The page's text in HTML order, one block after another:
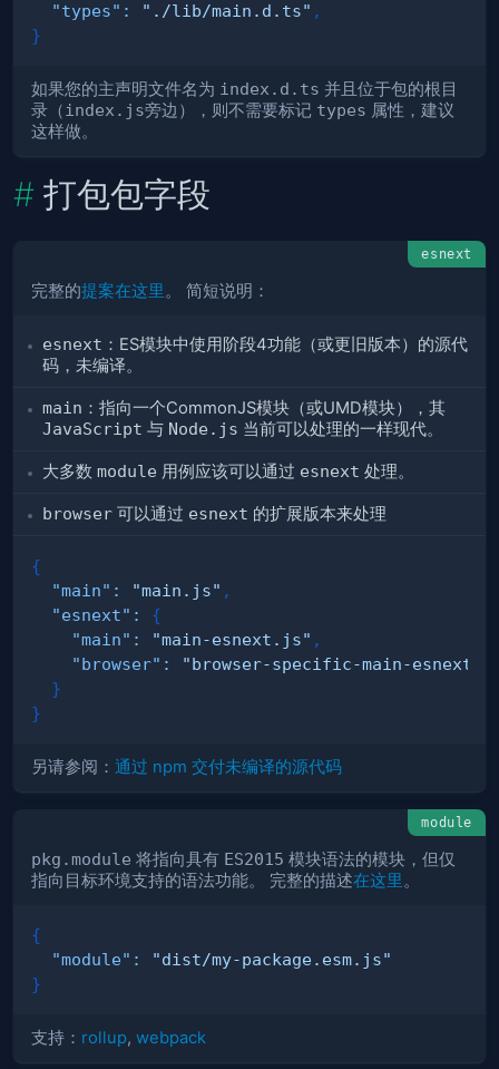
"types" : "./lib/main.d.ts" ,
}
如果您的主声明文件名为 index.d.ts 并且位于包的根目
录（ index.js旁边），则不需要标记 types 属性，建议
这样做。
打包包字段
esnext
完整的提案在这里。 简短说明：
esnext ：ES模块中使用阶段4功能（或更旧版本）的源代
码，未编译。
main ：指向一个CommonJS模块（或UMD模块），其
JavaScript 与 Node.js 当前可以处理的一样现代。
大多数 module 用例应该可以通过 esnext 处理。
browser 可以通过 esnext 的扩展版本来处理
{
"main" : "main.js" ,
"esnext" :
{
"main" : "main-esnext.js" ,
"browser" :
"browser-specific-main-
}
}
另请参阅： 通过 npm 交付未编译的源代码
module
pkg.module 将指向具有 ES2015 模块语法的模块，但仅
指向目标环境支持的语法功能。 完整的描述在这里。
{
"module" :
"dist/my-package.esm.js"
}
支持： rollup, webpack